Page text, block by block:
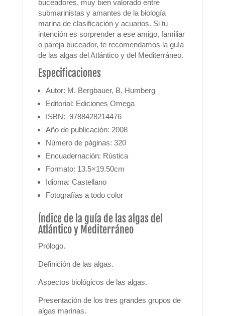
buceadores, muy bien valorado entre
submarinistas y amantes de la biología
marina de clasificación y acuarios. Si tu
intención es sorprender a ese amigo, familiar
o pareja buceador, te recomendamos la guía
de las algas del Atlántico y del Mediterráneo.
Especificaciones
Autor: M. Bergbauer, B. Humberg
Editorial: Ediciones Omega
ISBN: 9788428214476
Año de publicación: 2008
Número de páginas: 320
Encuadernación: Rústica
Formato: 13.5×19.50cm
Idioma: Castellano
Fotografías a todo color
Índice de la guía de las algas del
Atlántico y Mediterráneo
Prólogo.
Definición de las algas.
Aspectos biológicos de las algas.
Presentación de los tres grandes grupos de
algas marinas.